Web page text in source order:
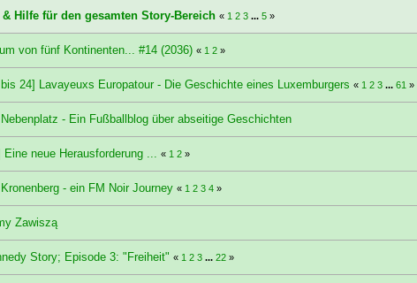
& Hilfe für den gesamten Story-Bereich « 1 2 3 ...5 »
von fünf Kontinenten... #14 (2036) « 1 2 »
24] Lavayeuxs Europatour - Die Geschichte eines Luxemburgers « 1 2 3 ...61 »
- Ein Fußballblog über abseitige Geschichten
Eine neue Herausforderung ... « 1 2 »
- ein FM Noir Journey « 1 2 3 4 »
Zawiszą
Story; Episode 3: "Freiheit" « 1 2 3 ...22 »